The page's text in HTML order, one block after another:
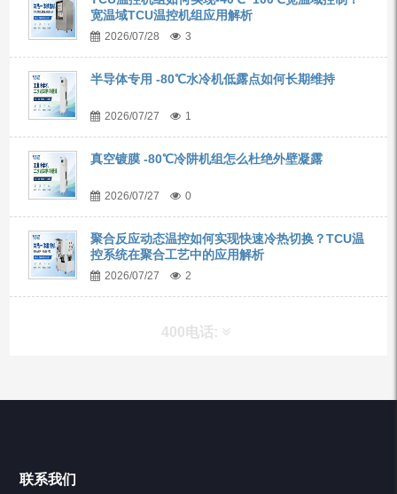
宽温域TCU温控机组应用解析
2026/07/28 3
半导体专用 -80℃水冷机低露点如何长期维持
2026/07/27 1
真空镀膜 -80℃冷阱机组怎么杜绝外壁凝露
2026/07/27 0
聚合反应动态温控如何实现快速冷热切换？TCU温
控系统在聚合工艺中的应用解析
2026/07/27 2
400电话:
产品分类
联系我们